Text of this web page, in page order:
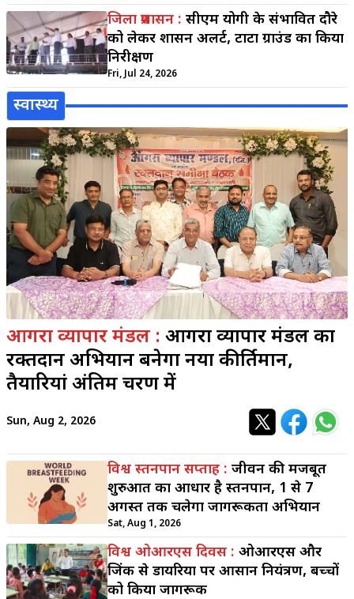
जिला प्रशासन : सीएम योगी के संभावित दौरे
को लेकर प्रशासन अलर्ट, टाटा ग्राउंड का किया
निरीक्षण
Fri, Jul 24, 2026
स्वास्थ्य
आगरा व्यापार मंडल : आगरा व्यापार मंडल का
रक्तदान अभियान बनेगा नया कीर्तिमान,
तैयारियां अंतिम चरण में
Sun, Aug 2, 2026
विश्व स्तनपान सप्ताह : जीवन की मजबूत
शुरुआत का आधार है स्तनपान, 1 से 7
अगस्त तक चलेगा जागरूकता अभियान
Sat, Aug 1, 2026
विश्व ओआरएस दिवस : ओआरएस और
जिंक से डायरिया पर आसान नियंत्रण, बच्चों
को किया जागरूक